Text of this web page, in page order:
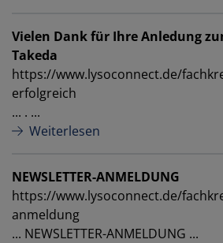
Vielen Dank für Ihre Anledung
Takeda
https://www.lysoconnect.de/
erfolgreich
... . ...
Weiterlesen
NEWSLETTER-ANMELDUNG
https://www.lysoconnect.de/
anmeldung
... NEWSLETTER-ANMELDUNG ...